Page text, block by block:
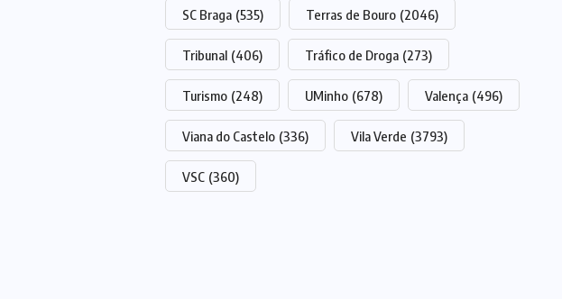
SC Braga (535) Terras de Bouro (2046)
Tribunal (406) Tráfico de Droga (273)
Turismo (248) UMinho (678) Valença (496)
Viana do Castelo (336) Vila Verde (3793)
VSC (360)